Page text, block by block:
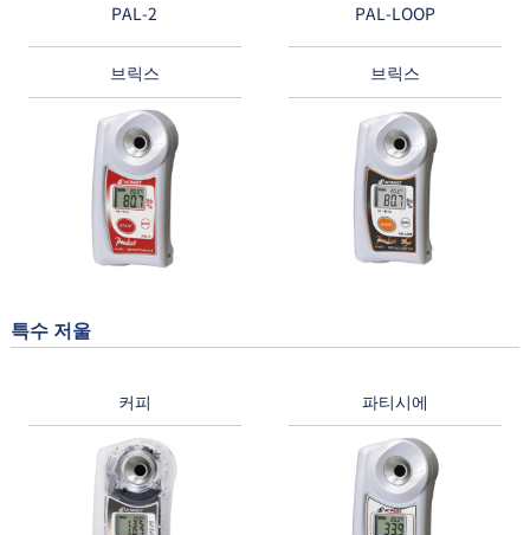
PAL-2
브릭스
PAL-LOOP
브릭스
특수 저울
커피 파티시에